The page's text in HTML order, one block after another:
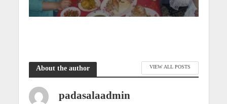
About the author VIEW ALL POSTS
padasalaadmin